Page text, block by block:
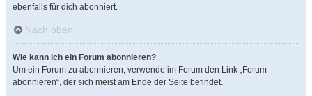
ebenfalls für dich abonniert.
Nach oben
Wie kann ich ein Forum abonnieren?
Um ein Forum zu abonnieren, verwende im Forum den Link „Forum
abonnieren“, der sich meist am Ende der Seite befindet.